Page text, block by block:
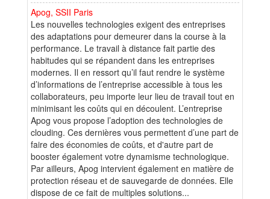
Apog, SSII Paris
Les nouvelles technologies exigent des entreprises
des adaptations pour demeurer dans la course à la
performance. Le travail à distance fait partie des
habitudes qui se répandent dans les entreprises
modernes. Il en ressort qu’il faut rendre le système
d’informations de l’entreprise accessible à tous les
collaborateurs, peu importe leur lieu de travail tout en
minimisant les coûts qui en découlent. L’entreprise
Apog vous propose l’adoption des technologies de
clouding. Ces dernières vous permettent d’une part de
faire des économies de coûts, et d'autre part de
booster également votre dynamisme technologique.
Par ailleurs, Apog intervient également en matière de
protection réseau et de sauvegarde de données. Elle
dispose de ce fait de multiples solutions...